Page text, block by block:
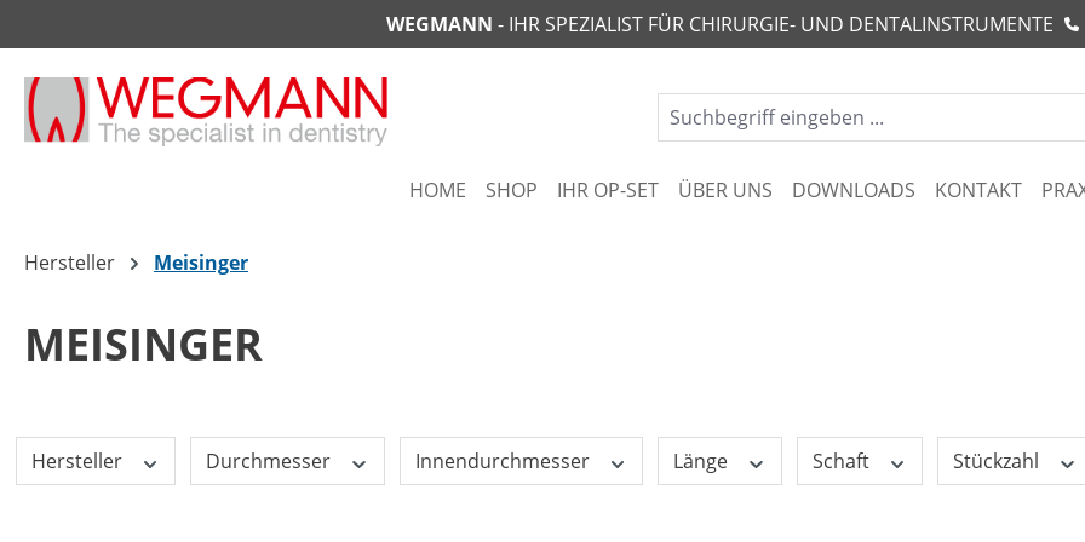
Zur Hauptnavigation springenWEGMANN - IHR SPEZIALIST FÜR CHIRURGIE- UND DENTALINSTRUMENTE
HOME SHOP IHR OP-SET ÜBER UNS DOWNLOADS KONTAKT
Hersteller Meisinger
MEISINGER
Hersteller Durchmesser Innendurchmesser Länge Schaft Stückzahl